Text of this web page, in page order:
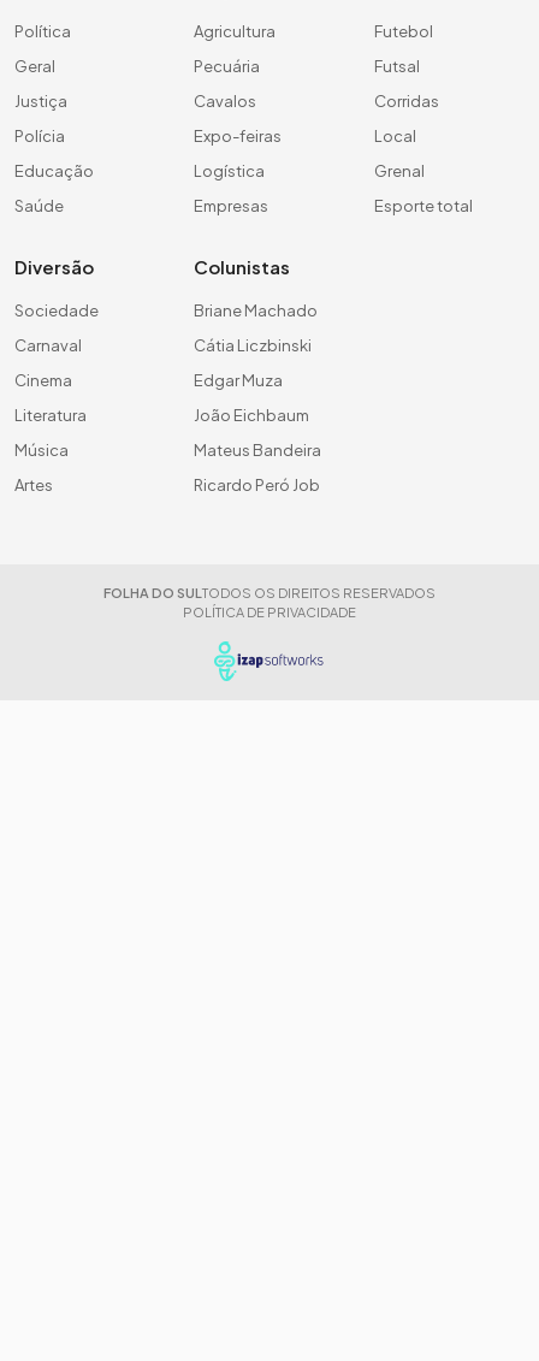
Política
Geral
Justiça
Polícia
Educação
Saúde
Agricultura
Pecuária
Cavalos
Expo-feiras
Logística
Empresas
Futebol
Futsal
Corridas
Local
Grenal
Esporte total
Diversão
Sociedade
Carnaval
Cinema
Literatura
Música
Artes
Colunistas
Briane Machado
Cátia Liczbinski
Edgar Muza
João Eichbaum
Mateus Bandeira
Ricardo Peró Job
FOLHA DO SUL TODOS OS DIREITOS RESERVADOS
POLÍTICA DE PRIVACIDADE